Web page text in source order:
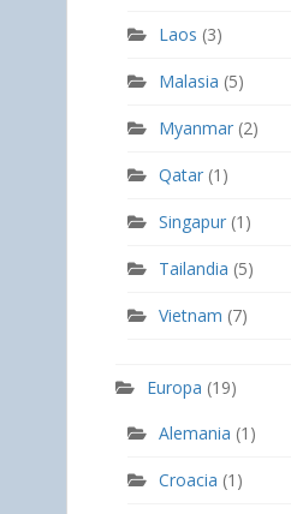
Laos (3)
Malasia (5)
Myanmar (2)
Qatar (1)
Singapur (1)
Tailandia (5)
Vietnam (7)
Europa (19)
Alemania (1)
Croacia (1)